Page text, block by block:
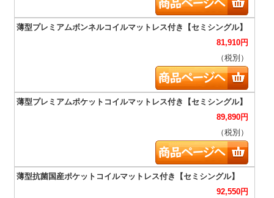
81,910円
（税別）
89,890円
（税別）
92,550円